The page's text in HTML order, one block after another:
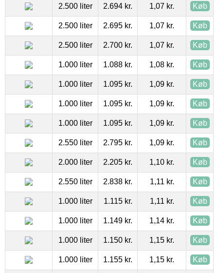
2.500 liter 2.694 kr. 1,07 kr. Køb
2.500 liter 2.695 kr. 1,07 kr. Køb
2.500 liter 2.700 kr. 1,07 kr. Køb
1.000 liter 1.088 kr. 1,08 kr. Køb
1.000 liter 1.095 kr. 1,09 kr. Køb
1.000 liter 1.095 kr. 1,09 kr. Køb
1.000 liter 1.095 kr. 1,09 kr. Køb
2.550 liter 2.795 kr. 1,09 kr. Køb
2.000 liter 2.205 kr. 1,10 kr. Køb
2.550 liter 2.838 kr. 1,11 kr. Køb
1.000 liter 1.115 kr. 1,11 kr. Køb
1.000 liter 1.149 kr. 1,14 kr. Køb
1.000 liter 1.150 kr. 1,15 kr. Køb
1.000 liter 1.155 kr. 1,15 kr. Køb